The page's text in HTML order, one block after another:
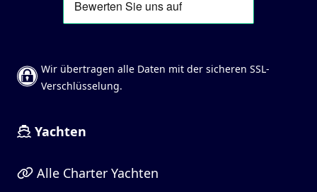
Wir übertragen alle Daten mit der sicheren SSL-
Verschlüsselung.
Yachten
Alle Charter Yachten